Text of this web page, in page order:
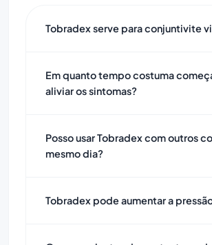
Tobradex serve para conjuntivite
Em quanto tempo costuma
aliviar os sintomas?
Posso usar Tobradex com outros
mesmo dia?
Tobradex pode aumentar a